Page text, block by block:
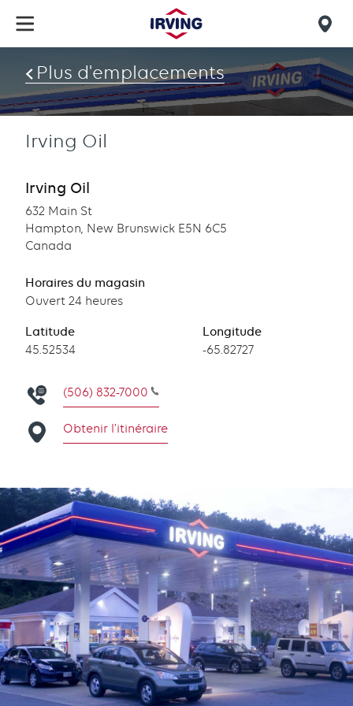
main
content
find
us
Plus d'emplacements
Irving Oil
Irving Oil
632 Main St
Hampton, New Brunswick E5N 6C5
Canada
Horaires du magasin
Ouvert 24 heures
Latitude
Latitude
45.52534
Longitude
Longitude
-65.82727
(506) 832-7000
Obtenir l’itinéraire